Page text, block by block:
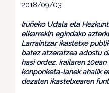
2018/09/03
Iruñeko Udala eta
elkarrekin egindako
Larraintzar ikastetxe
batez atzeratzea adostu
hasi ordez, irailaren
konponketa-lanek ahalik
dezaten ikastetxearen